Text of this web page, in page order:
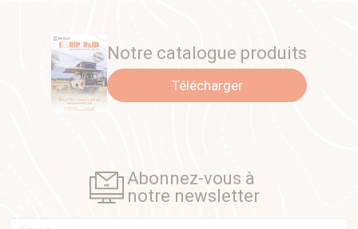
Par véhicule
Notre catalogue produits
Télécharger
Abonnez-vous à
notre newsletter